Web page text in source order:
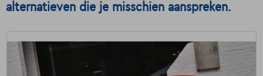
alternatieven die je misschien aanspreken.